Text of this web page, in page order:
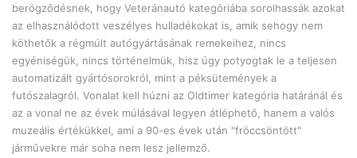
berögződésnek, hogy Veteránautó kategóriába sorolhassák azokat
az elhasználódott veszélyes hulladékokat is, amik sehogy nem
köthetők a régmúlt autógyártásának remekeihez, nincs
egyéniségük, nincs történelmük, hisz úgy potyogtak le a teljesen
automatizált gyártósorokról, mint a péksütemények a
futószalagról. Vonalat kell húzni az Oldtimer kategória határánál és
az a vonal ne az évek múlásával legyen átléphető, hanem a valós
muzeális értékükkel, ami a 90-es évek után "fröccsöntött"
járművekre már soha nem lesz jellemző.